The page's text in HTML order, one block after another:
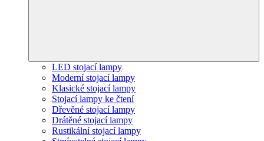
LED stojací lampy
Moderní stojací lampy
Klasické stojací lampy
Stojací lampy ke čtení
Dřevěné stojací lampy
Drátěné stojací lampy
Rustikální stojací lampy